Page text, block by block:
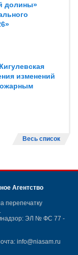
долины»
изменений
Весь список
Агентство
перепечатку
ЭЛ № ФС 77 -
info@niasam.ru